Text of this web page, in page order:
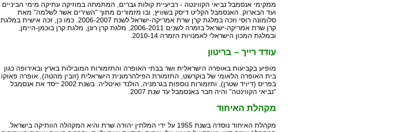
ממקימי אנסמבל נביאי הקווינטה - רביעיית קולות גברים, המתמחה במוזיקה עתיקה מימי הביניים
ועד הבארוק. האנסמבל הקליט דיסק בשוויץ, ובו מזמורים מתוך "השירים אשר לשלמה" מאת
סלומונה רוסי וזכה במלגת קרן שרת אמריקה-ישראל לשנת 2006-2007. כמו כן, זכה אישית במלגת
קרן שרת אמריקה-ישראל בזמרה לשנים 2006-2011, מלגת קרן רונן, מלגת קרן בוכמן-היימן,
ובמלגת המכון הישראלי לאמנויות הזמרה 2010-14.
עודד רייך – בריטון
מופיע בקביעות באופרה הישראלית ושר בבתי האופרה והתזמורות המובילות בארץ ובאירופה כגון
בית האופרה הלאומי של בוקרשט, התזמורת הפילהרמונית הישראלית (זובין מהטה), אופרה פאוקו
בפריס (דיויד שטרן), ותזמורות נוספות בגרמניה, הולנד ואיטליה. בשנת 2002 ייסד את אנסמבל
"נביאי הקווינטה" והיה חבר באנסמבל עד שנת 2007.
מקהלת האיחוד
מקהלת האיחוד נוסדה בשנת 1955 על ידי המלחין יהודה שרת והיא המקהלה הוותיקה בישראל.